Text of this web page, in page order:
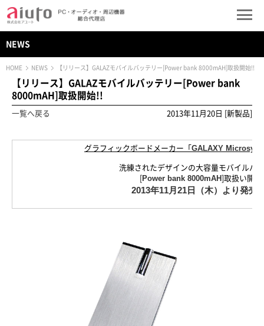
NEWS
HOME NEWS 【リリース】GALAZモバイルバッテリー[Power bank 8000mAH]取扱開始!!
【リリース】GALAZモバイルバッテリー[Power bank
8000mAH]取扱開始!!
一覧へ戻る 2013年11月20日 [新製品]
グラフィックボードメーカー「 GALAXY
洗練されたデザインの大容量モバイルバ
[Power bank 8000mAH]取扱い開始
2013年11月21 日（木） より発売